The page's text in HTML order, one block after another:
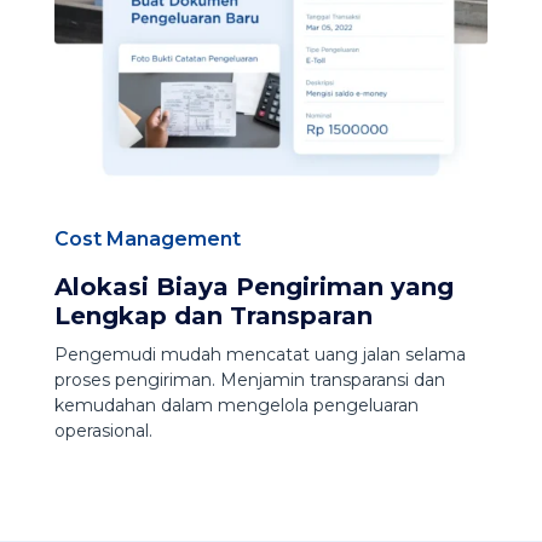
Cost Management
Alokasi Biaya Pengiriman yang
Lengkap dan Transparan
Pengemudi mudah mencatat uang jalan selama
proses pengiriman. Menjamin transparansi dan
kemudahan dalam mengelola pengeluaran
operasional.